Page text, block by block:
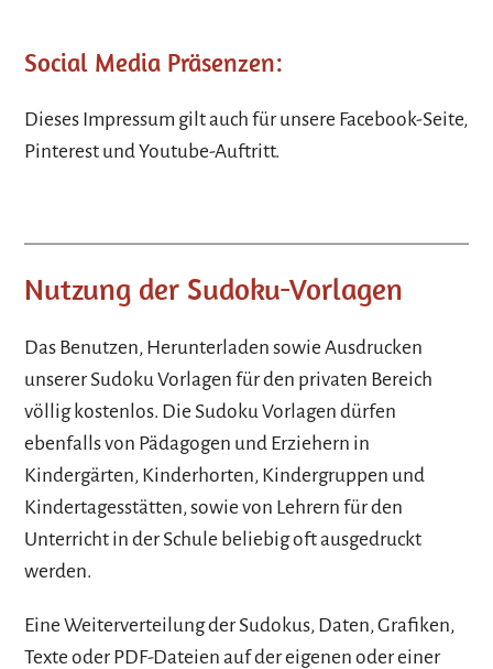
Social Media Präsenzen:
Dieses Impressum gilt auch für unsere Facebook-Seite,
Pinterest und Youtube-Auftritt.
Nutzung der Sudoku-Vorlagen
Das Benutzen, Herunterladen sowie Ausdrucken
unserer Sudoku Vorlagen für den privaten Bereich
völlig kostenlos. Die Sudoku Vorlagen dürfen
ebenfalls von Pädagogen und Erziehern in
Kindergärten, Kinderhorten, Kindergruppen und
Kindertagesstätten, sowie von Lehrern für den
Unterricht in der Schule beliebig oft ausgedruckt
werden.
Eine Weiterverteilung der Sudokus, Daten, Grafiken,
Texte oder PDF-Dateien auf der eigenen oder einer